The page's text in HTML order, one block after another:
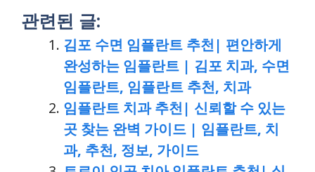
관련된 글:
김포 수면 임플란트 추천| 편안하게
완성하는 임플란트 | 김포 치과, 수면
임플란트, 임플란트 추천, 치과
임플란트 치과 추천| 신뢰할 수 있는
곳 찾는 완벽 가이드 | 임플란트, 치
과, 추천, 정보, 가이드